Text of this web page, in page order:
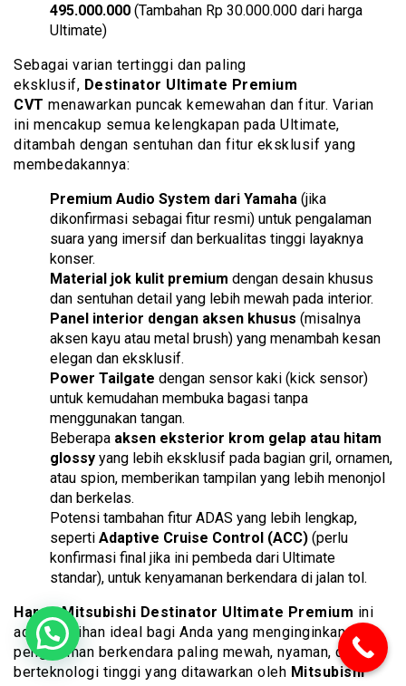
495.000.000 (Tambahan Rp 30.000.000 dari harga
Ultimate)
Sebagai varian tertinggi dan paling
eksklusif, Destinator Ultimate Premium
CVT menawarkan puncak kemewahan dan fitur. Varian
ini mencakup semua kelengkapan pada Ultimate,
ditambah dengan sentuhan dan fitur eksklusif yang
membedakannya:
Premium Audio System dari Yamaha (jika
dikonfirmasi sebagai fitur resmi) untuk pengalaman
suara yang imersif dan berkualitas tinggi layaknya
konser.
Material jok kulit premium dengan desain khusus
dan sentuhan detail yang lebih mewah pada interior.
Panel interior dengan aksen khusus (misalnya
aksen kayu atau metal brush) yang menambah kesan
elegan dan eksklusif.
Power Tailgate dengan sensor kaki (kick sensor)
untuk kemudahan membuka bagasi tanpa
menggunakan tangan.
Beberapa aksen eksterior krom gelap atau hitam
glossy yang lebih eksklusif pada bagian gril, ornamen,
atau spion, memberikan tampilan yang lebih menonjol
dan berkelas.
Potensi tambahan fitur ADAS yang lebih lengkap,
seperti Adaptive Cruise Control (ACC) (perlu
konfirmasi final jika ini pembeda dari Ultimate
standar), untuk kenyamanan berkendara di jalan tol.
Harga Mitsubishi Destinator Ultimate Premium ini
adalah pilihan ideal bagi Anda yang menginginkan
pengalaman berkendara paling mewah, nyaman, dan
berteknologi tinggi yang ditawarkan oleh Mitsubishi